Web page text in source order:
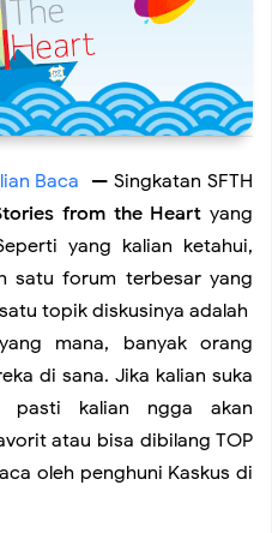
Jurnalistik Pemula
Hidupmu
Jepang
Lebih Cepat?
Emosi & Pelangi dalam
TikTok Detail, Berapa
Baca — Singkatan SFTH
from the Heart yang
yang kalian ketahui,
satu forum terbesar yang
topik diskusinya adalah
mana, banyak orang
di sana. Jika kalian suka
pasti kalian ngga akan
atau bisa dibilang TOP
oleh penghuni Kaskus di